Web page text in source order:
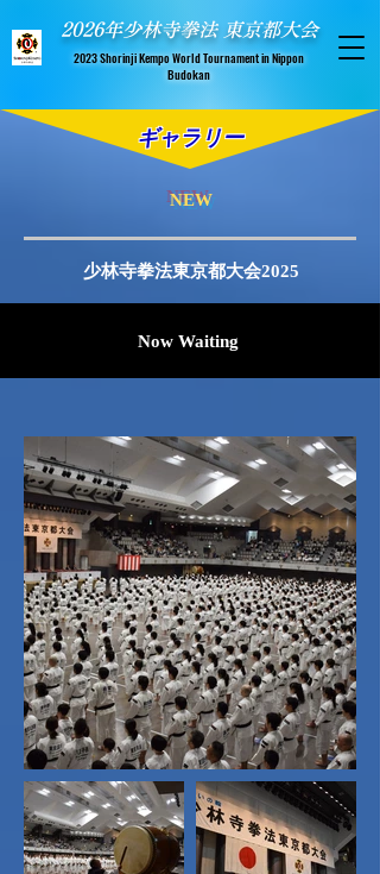
​ 2026年少林寺拳法 東京都大会
​2023 Shorinji Kempo World Tournament in Nippon
Budokan
ギャラリー
NEW
少林寺拳法東京都大会2025
Now Waiting